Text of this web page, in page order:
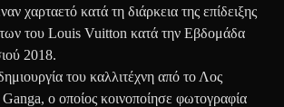
χαρταετό κατά τη διάρκεια της επίδειξης
του Louis Vuitton κατά την Εβδομάδα
2018.
του καλλιτέχνη από το Λος
ο οποίος κοινοποίησε φωτογραφία